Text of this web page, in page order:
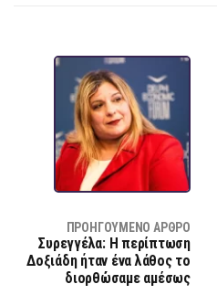
ΠΡΟΗΓΟΎΜΕΝΟ ΆΡΘΡΟ
Συρεγγέλα: Η περίπτωση
Δοξιάδη ήταν ένα λάθος το
διορθώσαμε αμέσως